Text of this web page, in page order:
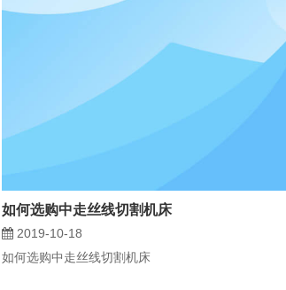
如何选购中走丝线切割机床
2019-10-18
如何选购中走丝线切割机床